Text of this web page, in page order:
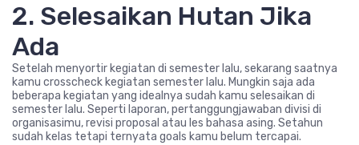
2. Selesaikan Hutan Jika
Ada
Setelah menyortir kegiatan di semester lalu, sekarang saatnya
kamu crosscheck kegiatan semester lalu. Mungkin saja ada
beberapa kegiatan yang idealnya sudah kamu selesaikan di
semester lalu. Seperti laporan, pertanggungjawaban divisi di
organisasimu, revisi proposal atau les bahasa asing. Setahun
sudah kelas tetapi ternyata goals kamu belum tercapai.